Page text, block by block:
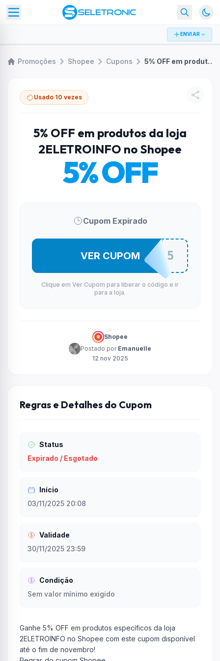
ENVIAR
Promoções Shopee Cupons 5% OFF em produtos da loja 2ELETROINFO no Shopee
Usado 10 vezes
5% OFF em produtos da loja
2ELETROINFO no Shopee
5% OFF
Cupom Expirado
2ELETRO5
VER CUPOM
Clique em Ver Cupom para liberar o código e ir
para a loja.
Shopee
Postado por Emanuelle
12 nov 2025
Regras e Detalhes do Cupom
Status
Expirado / Esgotado
Início
03/11/2025 20:08
Validade
30/11/2025 23:59
Condição
Sem valor mínimo exigido
Ganhe 5% OFF em produtos específicos da loja
2ELETROINFO no Shopee com este cupom disponível
até o fim de novembro!